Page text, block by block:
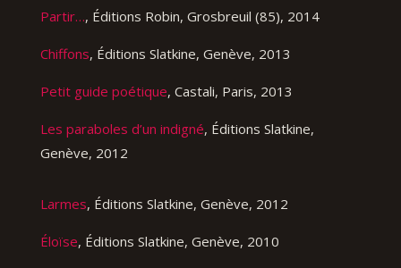
Partir…, Éditions Robin, Grosbreuil (85), 2014
Chiffons, Éditions Slatkine, Genève, 2013
Petit guide poétique, Castali, Paris, 2013
Les paraboles d’un indigné, Éditions Slatkine,
Genève, 2012
Larmes, Éditions Slatkine, Genève, 2012
Éloïse, Éditions Slatkine, Genève, 2010